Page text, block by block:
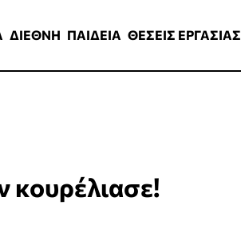
ΔΙΕΘΝΗ ΠΑΙΔΕΙΑ ΘΕΣΕΙΣ ΕΡΓΑΣΙΑΣ
κουρέλιασε!